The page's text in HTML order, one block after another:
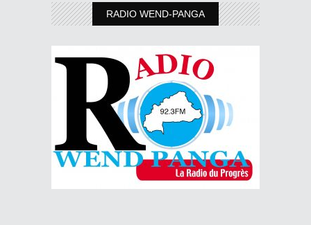
RADIO WEND-PANGA